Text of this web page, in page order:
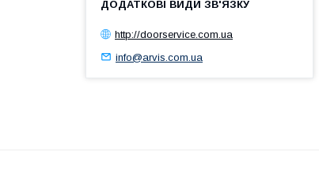
http://doorservice.com.ua
info@arvis.com.ua